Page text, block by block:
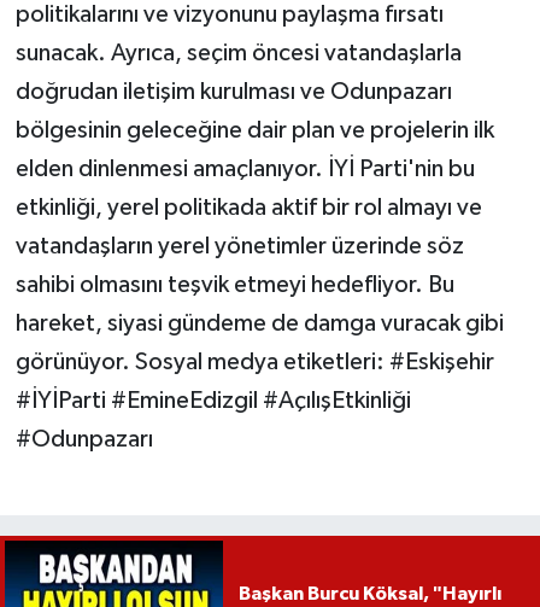
politikalarını ve vizyonunu paylaşma fırsatı
sunacak. Ayrıca, seçim öncesi vatandaşlarla
doğrudan iletişim kurulması ve Odunpazarı
bölgesinin geleceğine dair plan ve projelerin ilk
elden dinlenmesi amaçlanıyor. İYİ Parti'nin bu
etkinliği, yerel politikada aktif bir rol almayı ve
vatandaşların yerel yönetimler üzerinde söz
sahibi olmasını teşvik etmeyi hedefliyor. Bu
hareket, siyasi gündeme de damga vuracak gibi
görünüyor. Sosyal medya etiketleri: #Eskişehir
#İYİParti #EmineEdizgil #AçılışEtkinliği
#Odunpazarı
Başkan Burcu Köksal, "Hayırlı